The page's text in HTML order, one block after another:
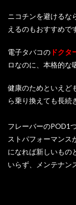
ニコチンを避けるな
えるのもおすすめで
電子タバコの ドクタ
ロなのに、本格的な
健康のためといえど
ら乗り換えても長続
フレーバーのPOD1
ストパフォーマンス
になれば新しいもの
いらず、メンテナン